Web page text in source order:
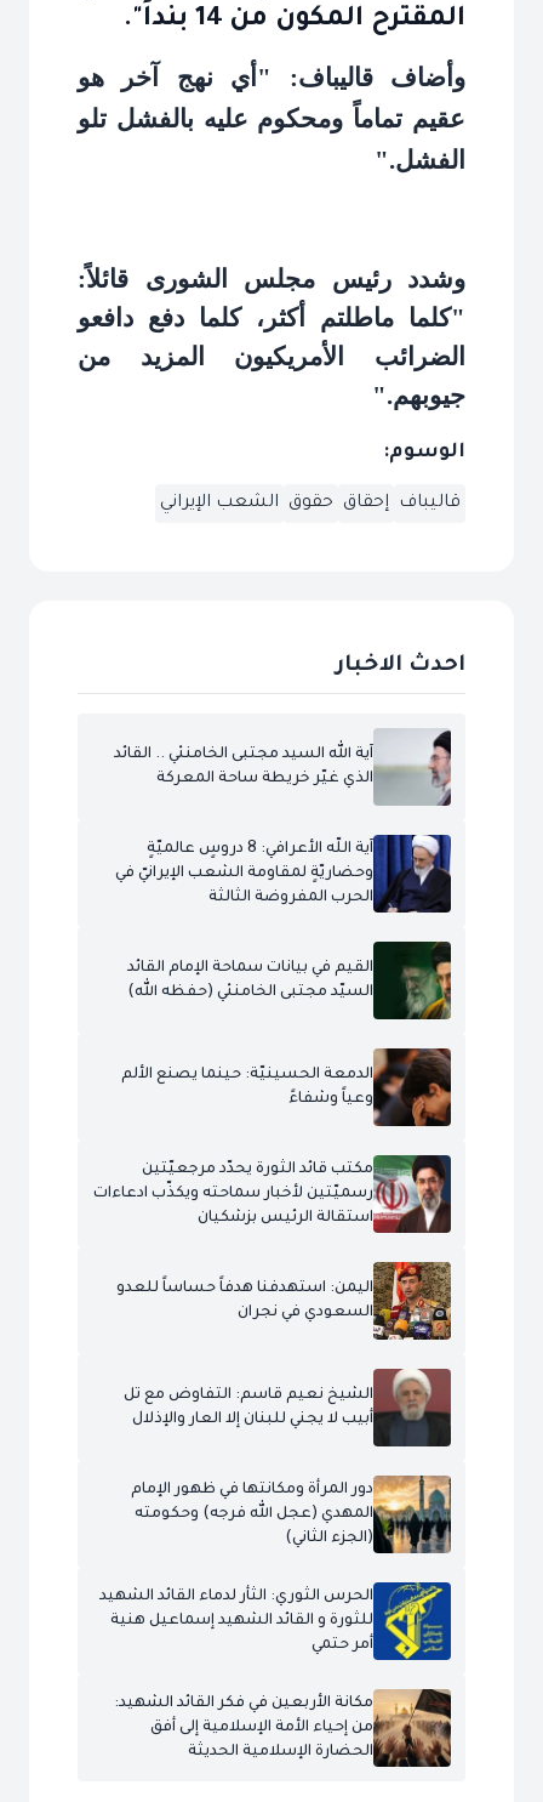
المقترح المكون من 14 بنداً".
وأضاف قاليباف: "أي نهج آخر هو
عقيم تماماً ومحكوم عليه بالفشل تلو
الفشل".
وشدد رئيس مجلس الشورى قائلاً:
"كلما ماطلتم أكثر، كلما دفع دافعو
الضرائب الأمريكيون المزيد من
جيوبهم".
الوسوم:
قاليباف إحقاق حقوق الشعب الإيراني
احدث الاخبار
آية الله السيد مجتبى الخامنئي .. القائد
الذي غيّر خريطة ساحة المعركة
آية اللّه الأعرافي: 8 دروسٍ عالميّةٍ
وحضاريّةٍ لمقاومة الشعب الإيرانيّ في
الحرب المفروضة الثالثة
القيم في بيانات سماحة الإمام القائد
السيّد مجتبى الخامنئي (حفظه الله)
الدمعة الحسينيّة: حينما يصنع الألم
وعياً وشفاءً
مكتب قائد الثورة يحدّد مرجعيّتين
رسميّتين لأخبار سماحته ويكذّب ادعاءات
استقالة الرئيس بزشكيان
اليمن: استهدفنا هدفاً حساساً للعدو
السعودي في نجران
الشيخ نعيم قاسم: التفاوض مع تل
أبيب لا يجني للبنان إلا العار والإذلال
دور المرأة ومكانتها في ظهور الإمام
المهدي (عجل الله فرجه) وحكومته
(الجزء الثاني)
الحرس الثوري: الثأر لدماء القائد الشهيد
للثورة و القائد الشهيد إسماعيل هنية
أمر حتمي
مكانة الأربعين في فكر القائد الشهيد:
من إحياء الأمة الإسلامية إلى أفق
الحضارة الإسلامية الحديثة